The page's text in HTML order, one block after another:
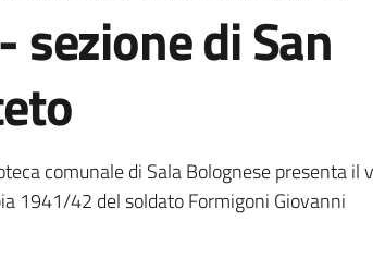
sezione di San
comunale di Sala Bolognese presenta il
1941/42 del soldato Formigoni Giovanni